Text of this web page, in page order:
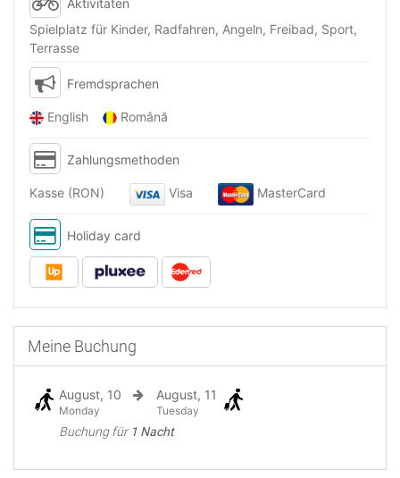
Aktivitäten
Spielplatz für Kinder, Radfahren, Angeln, Freibad, Sport,
Terrasse
Fremdsprachen
English Română
Zahlungsmethoden
Kasse (RON) Visa MasterCard
Holiday card
Meine Buchung
August, 10
Monday
August, 11
Tuesday
Buchung für 1 Nacht